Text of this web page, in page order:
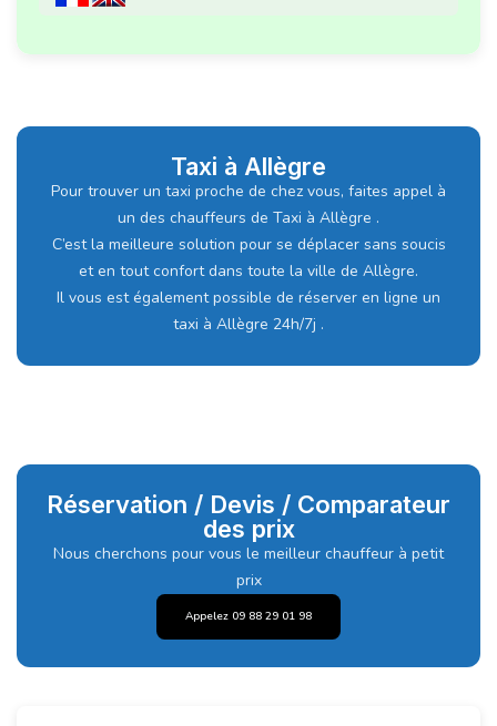
Taxi à Allègre
Pour trouver un taxi proche de chez vous, faites appel à
un des chauffeurs de Taxi à Allègre .
C’est la meilleure solution pour se déplacer sans soucis
et en tout confort dans toute la ville de Allègre.
Il vous est également possible de réserver en ligne un
taxi à Allègre 24h/7j .
Réservation / Devis / Comparateur
des prix
Nous cherchons pour vous le meilleur chauffeur à petit
prix
Appelez 09 88 29 01 98